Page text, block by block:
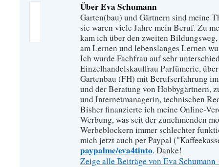
Über Eva Schumann
Garten(bau) und Gärtnern sind meine
sie waren viele Jahre mein Beruf. Zu
kam ich über den zweiten
am Lernen und lebenslanges Lernen
Ich wurde Fachfrau auf sehr
Einzelhandelskauffrau Parfümerie,
Gartenbau (FH) mit Berufserfahrung
und der Beratung von Hobbygärtnern,
und Internetmanagerin, technischen
Bisher finanzierte ich meine Online-
Werbung, was seit der zunehmenden
Werbeblockern immer schlechter
mich jetzt auch per Paypal
paypalme/eva4tinto. Danke!
Zeige alle Beiträge von Eva Schumann